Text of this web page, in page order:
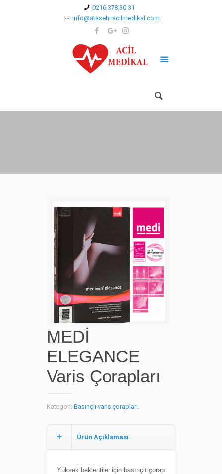
0216 378 30 31
info@atasehiracilmedikal.com
MEDİ
ELEGANCE
Varis Çorapları
Kategori: Basınçlı varis çorapları
Ürün Açıklaması
Yüksek beklentiler için basınçlı çorap